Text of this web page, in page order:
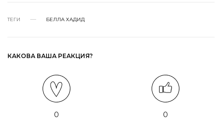
ТЕГИ БЕЛЛА ХАДИД
КАКОВА ВАША РЕАКЦИЯ?
0 0